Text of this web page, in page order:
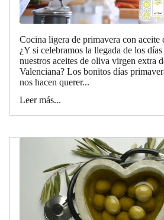
Cocina ligera de primavera con aceite
¿Y si celebramos la llegada de los
nuestros aceites de oliva virgen extra
Valenciana? Los bonitos días
nos hacen querer...
Leer más...